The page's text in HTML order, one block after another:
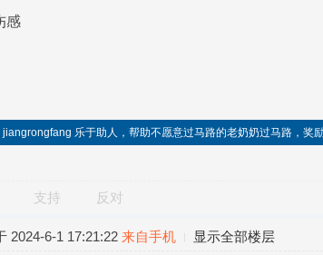
感
jiangrongfang 乐于助人，帮助不愿意过马路的老奶奶过马路，奖
支持 反对
2024-6-1 17:21:22 来自手机 显示全部楼层